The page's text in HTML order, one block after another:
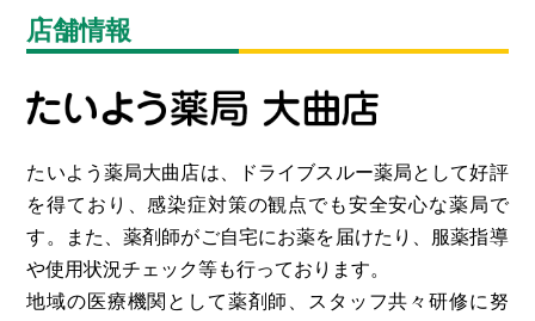
店舗情報
たいよう薬局大曲店は、ドライブスルー薬局として好評
を得ており、感染症対策の観点でも安全安心な薬局で
す。また、薬剤師がご自宅にお薬を届けたり、服薬指導
や使用状況チェック等も行っております。
地域の医療機関として薬剤師、スタッフ共々研修に努